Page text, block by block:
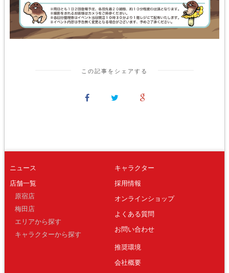
この記事をシェアする
ニュース
店舗一覧
原宿店
梅田店
エリアから探す
キャラクターから探す
キャラクター
採用情報
オンラインショップ
よくある質問
お問い合わせ
推奨環境
会社概要